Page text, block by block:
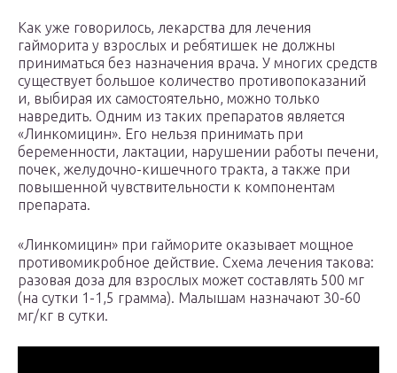
Как уже говорилось, лекарства для лечения
гайморита у взрослых и ребятишек не должны
приниматься без назначения врача. У многих средств
существует большое количество противопоказаний
и, выбирая их самостоятельно, можно только
навредить. Одним из таких препаратов является
«Линкомицин». Его нельзя принимать при
беременности, лактации, нарушении работы печени,
почек, желудочно-кишечного тракта, а также при
повышенной чувствительности к компонентам
препарата.
«Линкомицин» при гайморите оказывает мощное
противомикробное действие. Схема лечения такова:
разовая доза для взрослых может составлять 500 мг
(на сутки 1-1,5 грамма). Малышам назначают 30-60
мг/кг в сутки.